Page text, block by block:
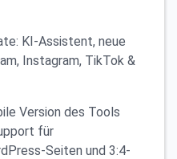
KI-Assistent, neue
Instagram, TikTok &
Version des Tools
für
Seiten und 3:4-